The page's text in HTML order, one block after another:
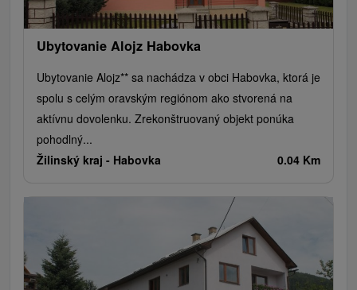
Ubytovanie Alojz Habovka
Ubytovanie Alojz** sa nachádza v obci Habovka, ktorá je
spolu s celým oravským regiónom ako stvorená na
aktívnu dovolenku. Zrekonštruovaný objekt ponúka
pohodlný...
Žilinský kraj - Habovka 0.04 Km